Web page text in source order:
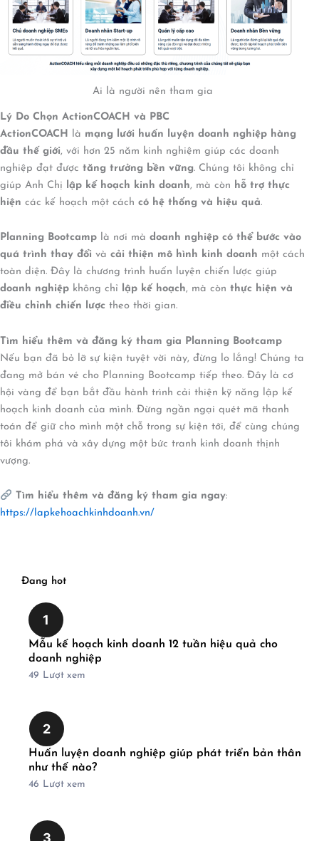
Đang hot
1
Mẫu kế hoạch kinh doanh 12 tuần hiệu quả cho
doanh nghiệp
49 Lượt xem
2
Huấn luyện doanh nghiệp giúp phát triển bản thân
như thế nào?
46 Lượt xem
Ai là người nên tham gia
Lý Do Chọn ActionCOACH và PBC
ActionCOACH
là mạng lưới huấn luyện doanh nghiệp hàng
đầu thế giới, với hơn 25 năm kinh nghiệm giúp các doanh
nghiệp đạt được tăng trưởng bền vững. Chúng tôi không chỉ
giúp Anh Chị
lập kế hoạch kinh doanh, mà còn hỗ trợ thực
hiện các kế hoạch một cách có hệ thống và hiệu quả.
Planning Bootcamp là nơi mà doanh nghiệp có thể bước vào
quá trình thay đổi và cải thiện mô hình kinh doanh một cách
toàn diện. Đây là chương trình huấn luyện chiến lược giúp
doanh nghiệp không chỉ lập kế hoạch, mà còn thực hiện và
điều chỉnh chiến lược theo thời gian.
Tìm hiểu thêm và đăng ký tham gia Planning Bootcamp
Nếu bạn đã bỏ lỡ sự kiện tuyệt vời này, đừng lo lắng! Chúng ta
đang mở bán vé cho Planning Bootcamp tiếp theo. Đây là cơ
hội vàng để bạn bắt đầu hành trình cải thiện kỹ năng lập kế
hoạch kinh doanh của mình. Đừng ngần ngại quét mã thanh
toán để giữ cho mình một chỗ trong sự kiện tới, để cùng chúng
tôi khám phá và xây dựng một bức tranh kinh doanh thịnh
vượng.
Tìm hiểu thêm và đăng ký tham gia ngay:
https://lapkehoachkinhdoanh.vn/